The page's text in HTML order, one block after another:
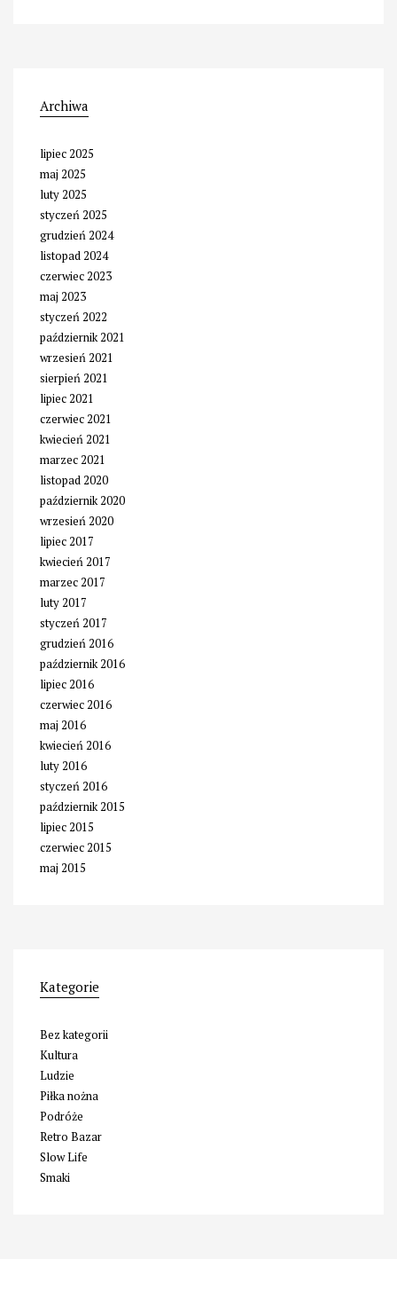
Archiwa
lipiec 2025
maj 2025
luty 2025
styczeń 2025
grudzień 2024
listopad 2024
czerwiec 2023
maj 2023
styczeń 2022
październik 2021
wrzesień 2021
sierpień 2021
lipiec 2021
czerwiec 2021
kwiecień 2021
marzec 2021
listopad 2020
październik 2020
wrzesień 2020
lipiec 2017
kwiecień 2017
marzec 2017
luty 2017
styczeń 2017
grudzień 2016
październik 2016
lipiec 2016
czerwiec 2016
maj 2016
kwiecień 2016
luty 2016
styczeń 2016
październik 2015
lipiec 2015
czerwiec 2015
maj 2015
Kategorie
Bez kategorii
Kultura
Ludzie
Piłka nożna
Podróże
Retro Bazar
Slow Life
Smaki